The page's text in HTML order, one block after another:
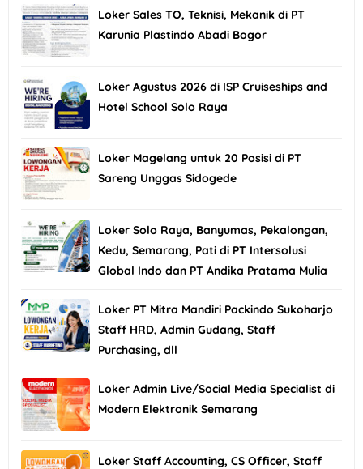
Loker Sales TO, Teknisi, Mekanik di PT
Karunia Plastindo Abadi Bogor
Loker Agustus 2026 di ISP Cruiseships and
Hotel School Solo Raya
Loker Magelang untuk 20 Posisi di PT
Sareng Unggas Sidogede
Loker Solo Raya, Banyumas, Pekalongan,
Kedu, Semarang, Pati di PT Intersolusi
Global Indo dan PT Andika Pratama Mulia
Loker PT Mitra Mandiri Packindo Sukoharjo
Staff HRD, Admin Gudang, Staff
Purchasing, dll
Loker Admin Live/Social Media Specialist di
Modern Elektronik Semarang
Loker Staff Accounting, CS Officer, Staff